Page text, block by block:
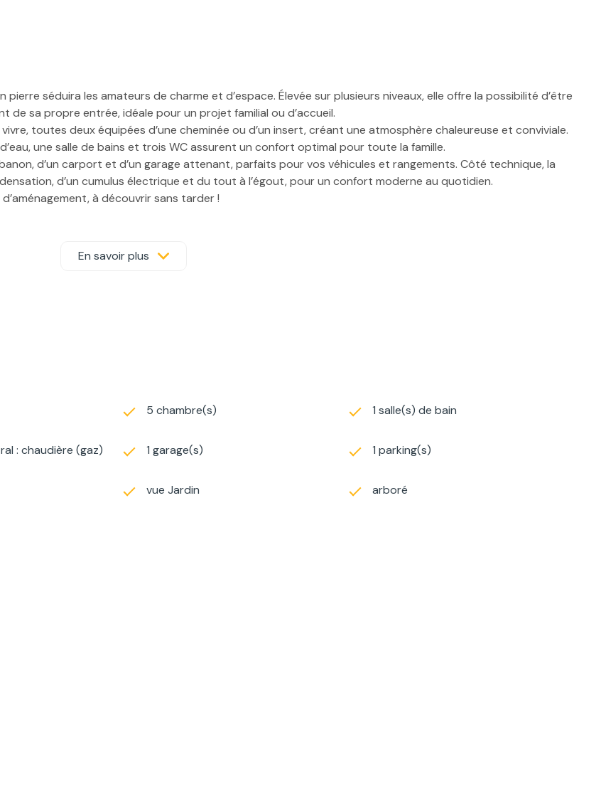
séduira les amateurs de charme et d’espace. Élevée sur plusieurs niveaux, elle offre la possibilité d’être
sa propre entrée, idéale pour un projet familial ou d’accueil.
toutes deux équipées d’une cheminée ou d’un insert, créant une atmosphère chaleureuse et conviviale.
une salle de bains et trois WC assurent un confort optimal pour toute la famille.
d’un carport et d’un garage attenant, parfaits pour vos véhicules et rangements. Côté technique, la
d’un cumulus électrique et du tout à l’égout, pour un confort moderne au quotidien.
à découvrir sans tarder !
En savoir plus
5 chambre(s) 1 salle(s) de bain
: chaudière (gaz) 1 garage(s) 1 parking(s)
vue Jardin arboré